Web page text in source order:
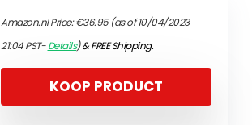
Amazon.nl Price:€36.95(as of 10/04/2023
21:04 PST-Details)&FREE Shipping.
KOOP PRODUCT